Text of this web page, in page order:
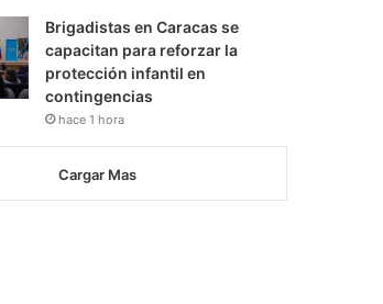
Brigadistas en Caracas se
capacitan para reforzar la
protección infantil en
contingencias
hace 1 hora
Cargar Mas